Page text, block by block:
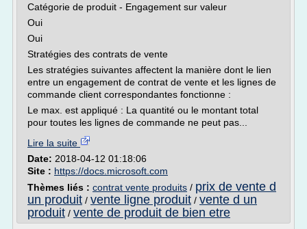
Catégorie de produit - Engagement sur valeur
Oui
Oui
Stratégies des contrats de vente
Les stratégies suivantes affectent la manière dont le lien
entre un engagement de contrat de vente et les lignes de
commande client correspondantes fonctionne :
Le max. est appliqué : La quantité ou le montant total
pour toutes les lignes de commande ne peut pas...
Lire la suite
Date: 2018-04-12 01:18:06
Site : https://docs.microsoft.com
Thèmes liés : contrat vente produits / prix de vente d
un produit / vente ligne produit / vente d un
produit / vente de produit de bien etre